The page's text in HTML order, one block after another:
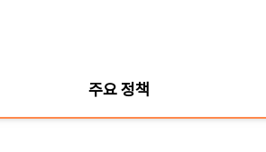
주요 정책